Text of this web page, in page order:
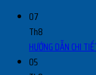
07
Th8
HƯỚNG DẪN CHI
05